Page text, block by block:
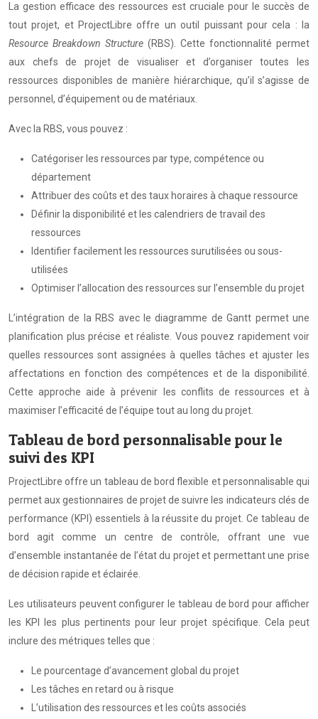
La gestion efficace des ressources est cruciale pour le succès de
tout projet, et ProjectLibre offre un outil puissant pour cela : la
Resource Breakdown Structure (RBS). Cette fonctionnalité permet
aux chefs de projet de visualiser et d’organiser toutes les
ressources disponibles de manière hiérarchique, qu’il s’agisse de
personnel, d’équipement ou de matériaux.
Avec la RBS, vous pouvez :
Catégoriser les ressources par type, compétence ou
département
Attribuer des coûts et des taux horaires à chaque ressource
Définir la disponibilité et les calendriers de travail des
ressources
Identifier facilement les ressources surutilisées ou sous-
utilisées
Optimiser l’allocation des ressources sur l’ensemble du projet
L’intégration de la RBS avec le diagramme de Gantt permet une
planification plus précise et réaliste. Vous pouvez rapidement voir
quelles ressources sont assignées à quelles tâches et ajuster les
affectations en fonction des compétences et de la disponibilité.
Cette approche aide à prévenir les conflits de ressources et à
maximiser l’efficacité de l’équipe tout au long du projet.
Tableau de bord personnalisable pour le
suivi des KPI
ProjectLibre offre un tableau de bord flexible et personnalisable qui
permet aux gestionnaires de projet de suivre les indicateurs clés de
performance (KPI) essentiels à la réussite du projet. Ce tableau de
bord agit comme un centre de contrôle, offrant une vue
d’ensemble instantanée de l’état du projet et permettant une prise
de décision rapide et éclairée.
Les utilisateurs peuvent configurer le tableau de bord pour afficher
les KPI les plus pertinents pour leur projet spécifique. Cela peut
inclure des métriques telles que :
Le pourcentage d’avancement global du projet
Les tâches en retard ou à risque
L’utilisation des ressources et les coûts associés